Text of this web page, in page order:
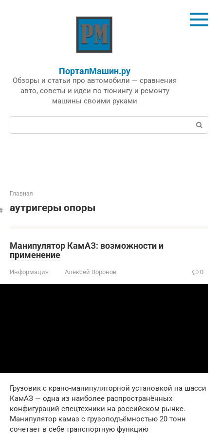
ПорталМашин.ру
Обзоры и статьи про автомобили — сравнения
авто, советы и идеи по тюнингу и ремонту
машины своими руками
Поиск:
Главная
аутригеры опоры
Манипулятор КамАЗ: возможности и
применение
Информация Алексей Воронов 0
Грузовик с крано-манипуляторной установкой на шасси
КамАЗ — одна из наиболее распространённых
конфигураций спецтехники на российском рынке.
Манипулятор камаз с грузоподъёмностью 20 тонн
сочетает в себе транспортную функцию